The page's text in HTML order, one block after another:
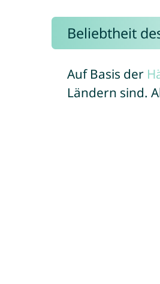
Beliebtheit
Auf Basis der
Ländern sind.